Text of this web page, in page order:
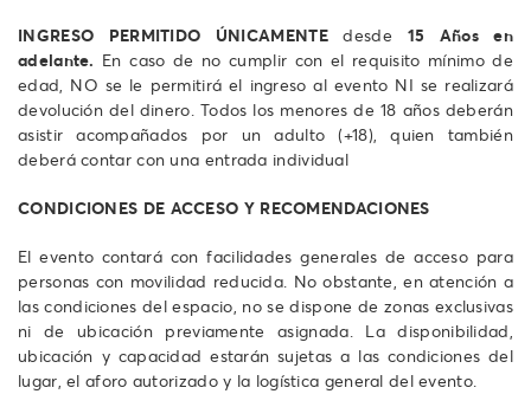
INGRESO PERMITIDO ÚNICAMENTEdesde 15 Años en
adelante. En caso de no cumplir con el requisito mínimo de
edad, NO se le permitirá el ingreso al evento NI se realizará
devolución del dinero. Todos los menores de 18 años deberán
asistir acompañados por un adulto (+18), quien también
deberá contar con una entrada individual
CONDICIONES DE ACCESO Y RECOMENDACIONES
El evento contará con facilidades generales de acceso para
personas con movilidad reducida. No obstante, en atención a
las condiciones del espacio, no se dispone de zonas exclusivas
ni de ubicación previamente asignada. La disponibilidad,
ubicación y capacidad estarán sujetas a las condiciones del
lugar, el aforo autorizado y la logística general del evento.